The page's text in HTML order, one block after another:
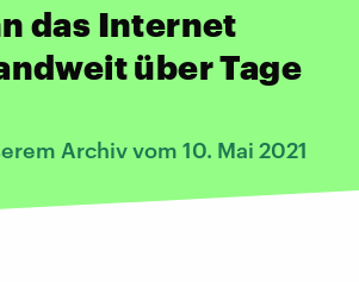
das Internet
über Tage
Archiv vom 10. Mai 2021